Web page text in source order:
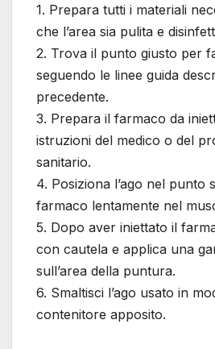
1. Prepara tutti i materiali
che l’area sia pulita e
2. Trova il punto giusto per
seguendo le linee guida
precedente.
3. Prepara il farmaco da
istruzioni del medico o del
sanitario.
4. Posiziona l’ago nel punto
farmaco lentamente nel
5. Dopo aver iniettato il
con cautela e applica una
sull’area della puntura.
6. Smaltisci l’ago usato in
contenitore apposito.